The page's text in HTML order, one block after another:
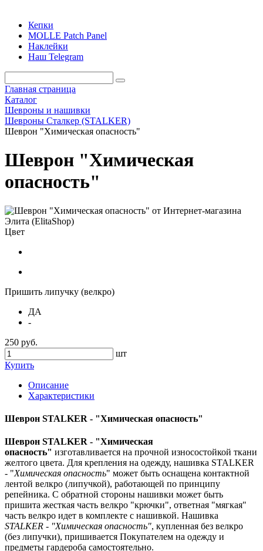
Кепки
MOLLE Patch Panel
Наклейки
Наш Telegram
Главная страница
Каталог
Шевроны и нашивки
Шевроны Сталкер (STALKER)
Шеврон "Химическая опасность"
Шеврон "Химическая
опасность"
Цвет
Пришить липучку (велкро)
ДА
-
250 руб.
шт
Купить
Описание
Характеристики
Шеврон STALKER - "Химическая опасность"
Шеврон STALKER - "Химическая
опасность" изготавливается на прочной износостойкой ткани
желтого цвета. Для крепления на одежду, нашивка STALKER
- "Химическая опасность" может быть оснащена контактной
лентой велкро (липучкой), работающей по принципу
репейника. С обратной стороны нашивки может быть
пришита жесткая часть велкро "крючки", ответная "мягкая"
часть велкро идет в комплекте с нашивкой. Нашивка
STALKER - "Химическая опасность", купленная без велкро
(без липучки), пришивается Покупателем на одежду и
предметы гардероба самостоятельно.